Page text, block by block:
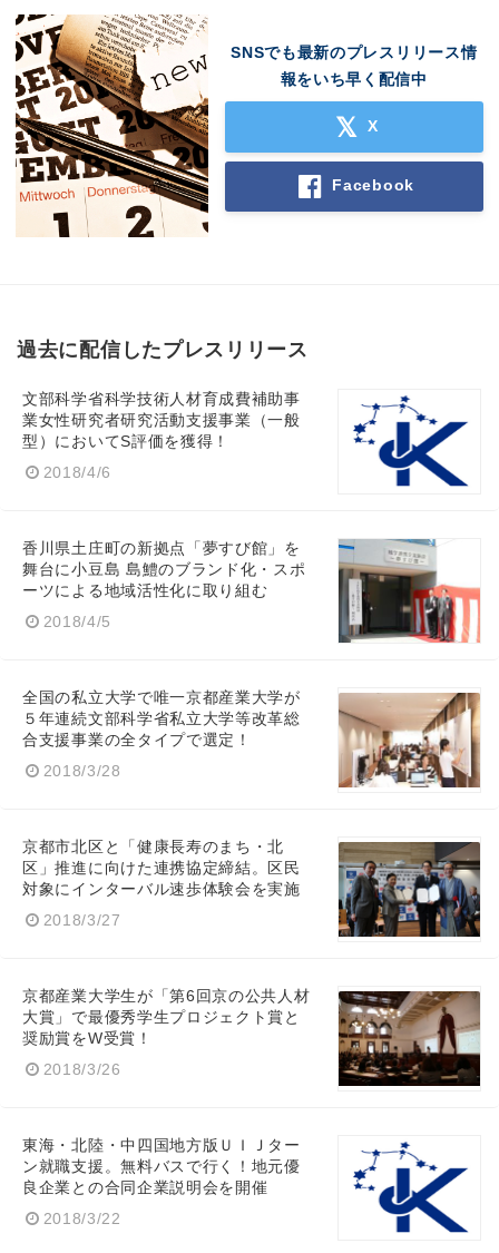
SNSでも最新のプレスリリース情
報をいち早く配信中
X
Facebook
過去に配信したプレスリリース
文部科学省科学技術人材育成費補助事
業女性研究者研究活動支援事業（一般
型）においてS評価を獲得！
2018/4/6
香川県土庄町の新拠点「夢すび館」を
舞台に小豆島 島鱧のブランド化・スポ
ーツによる地域活性化に取り組む
2018/4/5
全国の私立大学で唯一京都産業大学が
５年連続文部科学省私立大学等改革総
合支援事業の全タイプで選定！
2018/3/28
京都市北区と「健康長寿のまち・北
区」推進に向けた連携協定締結。区民
対象にインターバル速歩体験会を実施
2018/3/27
京都産業大学生が「第6回京の公共人材
大賞」で最優秀学生プロジェクト賞と
奨励賞をW受賞！
2018/3/26
東海・北陸・中四国地方版ＵＩＪター
ン就職支援。無料バスで行く！地元優
良企業との合同企業説明会を開催
2018/3/22